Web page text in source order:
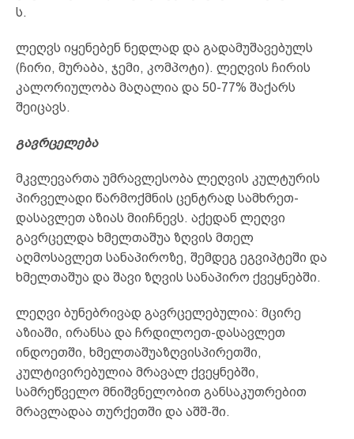
ს.
ლეღვს იყენებენ ნედლად და გადამუშავებულს
(ჩირი, მურაბა, ჯემი, კომპოტი). ლეღვის ჩირის
კალორიულობა მაღალია და 50-77% შაქარს
შეიცავს.
გავრცელება
მკვლევართა უმრავლესობა ლეღვის კულტურის
პირველადი წარმოქმნის ცენტრად სამხრეთ-
დასავლეთ აზიას მიიჩნევს. აქედან ლეღვი
გავრცელდა ხმელთაშუა ზღვის მთელ
აღმოსავლეთ სანაპიროზე, შემდეგ ეგვიპტეში და
ხმელთაშუა და შავი ზღვის სანაპირო ქვეყნებში.
ლეღვი ბუნებრივად გავრცელებულია: მცირე
აზიაში, ირანსა და ჩრდილოეთ-დასავლეთ
ინდოეთში, ხმელთაშუაზღვისპირეთში,
კულტივირებულია მრავალ ქვეყნებში,
სამრეწველო მნიშვნელობით განსაკუთრებით
მრავლადაა თურქეთში და აშშ-ში.